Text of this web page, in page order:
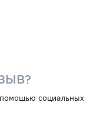
помощью социальных